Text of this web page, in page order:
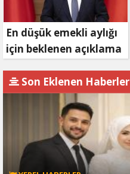
En düşük emekli aylığı
için beklenen açıklama
Son Eklenen Haberler